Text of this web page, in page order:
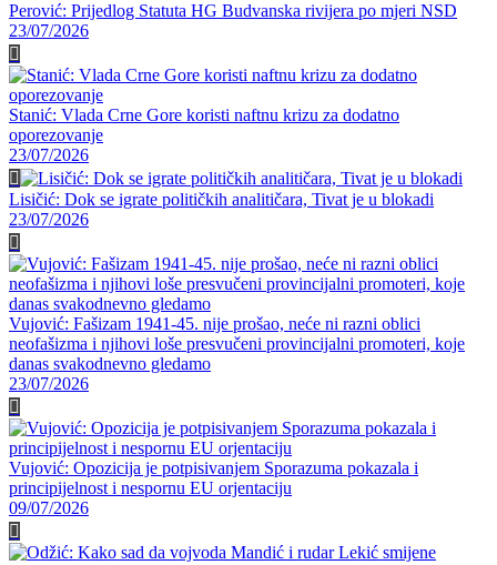
Perović: Prijedlog Statuta HG Budvanska rivijera po mjeri NSD
23/07/2026
Stanić: Vlada Crne Gore koristi naftnu krizu za dodatno
oporezovanje
23/07/2026
Lisičić: Dok se igrate političkih analitičara, Tivat je u blokadi
23/07/2026
Vujović: Fašizam 1941-45. nije prošao, neće ni razni oblici
neofašizma i njihovi loše presvučeni provincijalni promoteri, koje
danas svakodnevno gledamo
23/07/2026
Vujović: Opozicija je potpisivanjem Sporazuma pokazala i
principijelnost i nespornu EU orjentaciju
09/07/2026